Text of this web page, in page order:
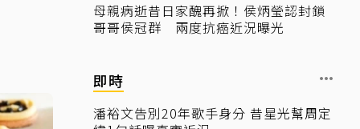
母親病逝昔日家醜再掀！侯炳瑩認封鎖
哥哥侯冠群 兩度抗癌近況曝光
即時
潘裕文告別20年歌手身分 昔星光幫周定